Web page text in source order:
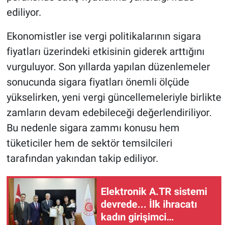
ediliyor.
Ekonomistler ise vergi politikalarının sigara
fiyatları üzerindeki etkisinin giderek arttığını
vurguluyor. Son yıllarda yapılan düzenlemeler
sonucunda sigara fiyatları önemli ölçüde
yükselirken, yeni vergi güncellemeleriyle birlikte
zamların devam edebileceği değerlendiriliyor.
Bu nedenle sigara zammı konusu hem
tüketiciler hem de sektör temsilcileri
tarafından yakından takip ediliyor.
Elektronik A.TR sistemi
devrede... İlk ihracatı
kadın girişimci